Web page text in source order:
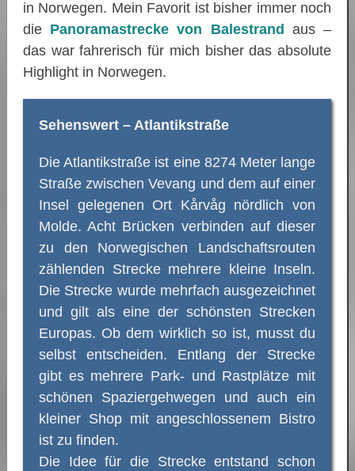
in Norwegen. Mein Favorit ist bisher immer noch
die Panoramastrecke von Balestrand
aus –
das war fahrerisch für mich bisher das absolute
Highlight in Norwegen.
Sehenswert – Atlantikstraße
Die Atlantikstraße ist eine 8274 Meter lange
Straße zwischen Vevang und dem auf einer
Insel gelegenen Ort Kårvåg nördlich von
Molde. Acht Brücken verbinden auf dieser
zu den Norwegischen Landschaftsrouten
zählenden Strecke mehrere kleine Inseln.
Die Strecke wurde mehrfach ausgezeichnet
und gilt als eine der schönsten Strecken
Europas. Ob dem wirklich so ist, musst du
selbst entscheiden. Entlang der Strecke
gibt es mehrere Park- und Rastplätze mit
schönen Spaziergehwegen und auch ein
kleiner Shop mit angeschlossenem Bistro
ist zu finden.
Die Idee für die Strecke entstand schon